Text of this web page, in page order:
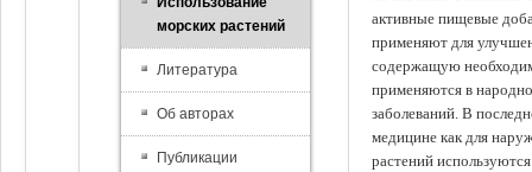
активные пищевые
применяют для
содержащую
применяются в
заболеваний. В
медицине как для
растений
морских растений
Литература
Об авторах
Публикации